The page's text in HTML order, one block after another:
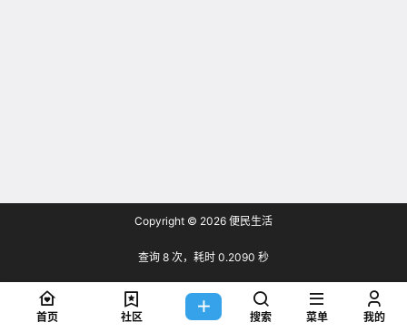
Copyright © 2026 便民生活
查询 8 次，耗时 0.2090 秒
首页 社区 搜索 菜单 我的